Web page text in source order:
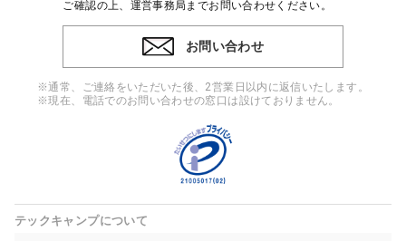
4. 個人情報の第三者提供
ンをとるために、氏名等の一部の情報をサービス内で使用する
チャットツールで発信することにより、本サービスの他の利用
者等に提供することがあります。
当社は事業運営上、前項利用目的の範囲に限って個人情報を外
高い委託先を選定し、個人情報の適正管理・機密保持について
ご確認の上、運営事務局までお問い合わせください。
お問い合わせ
※通常、ご連絡をいただいた後、2営業日以内に返信いたします。
※現在、電話でのお問い合わせの窓口は設けておりません。
テックキャンプについて